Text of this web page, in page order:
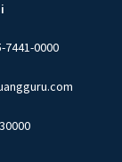
7441-0000